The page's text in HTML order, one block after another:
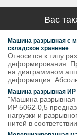
Вас
Машина разрывная с
складское хранение
Относится к типу
деформирования.
на диаграммном
деформация.
Машина разрывная ИР
"Машина разрывная
ИР 5062-0,5
нагрузки и
нитей в